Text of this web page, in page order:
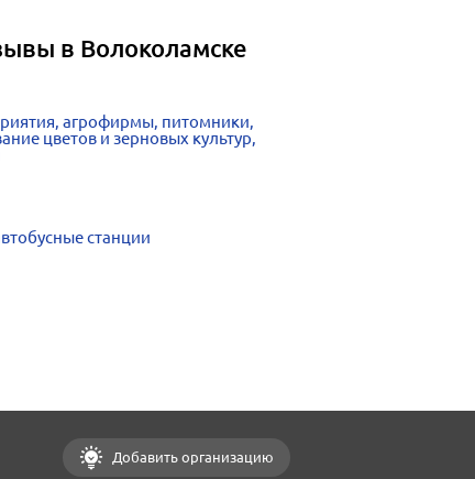
в Волоколамске
агрофирмы, питомники,
цветов и зерновых культур,
станции
Добавить организацию